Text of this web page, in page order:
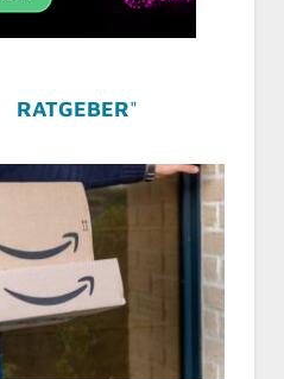
RATGEBER"